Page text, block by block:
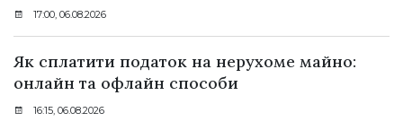
17:00, 06.08.2026
Як сплатити податок на нерухоме майно:
онлайн та офлайн способи
16:15, 06.08.2026